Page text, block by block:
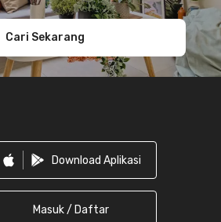
Cari Sekarang
Download Aplikasi
Masuk / Daftar